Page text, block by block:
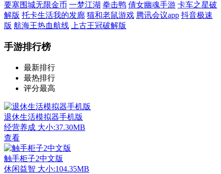
要塞围城无限金币 一梦江湖 拳击鸭 倩女幽魂手游 卡车之星破
解版 托卡生活我的发廊 猫和老鼠游戏 腾讯会议app 抖音极速
版 航海王热血航线 上古王冠破解版
手游排行榜
最新排行
最热排行
评分最高
退休生活模拟器手机版
经营养成 大小:37.30MB
查看
触手柜子2中文版
休闲益智 大小:104.35MB